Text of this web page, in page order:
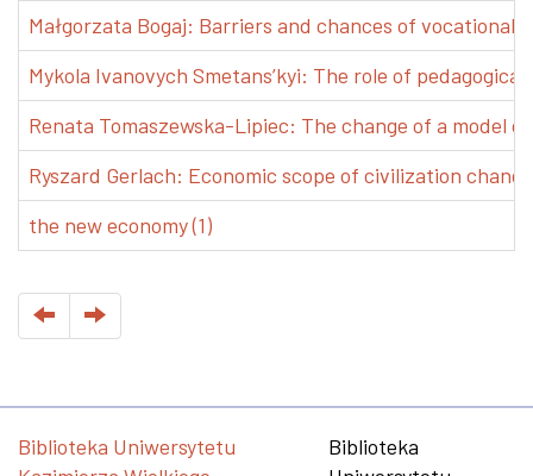
Małgorzata Bogaj: Barriers and chances of vocational
Mykola Ivanovych Smetans’kyi: The role of
Renata Tomaszewska-Lipiec: The change of a model
Ryszard Gerlach: Economic scope of civilization
the new economy (1)
Biblioteka Uniwersytetu
Biblioteka